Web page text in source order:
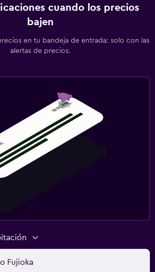
cuando los precios
bajen
en tu bandeja de entrada: solo con las
alertas de precios.
Fujioka